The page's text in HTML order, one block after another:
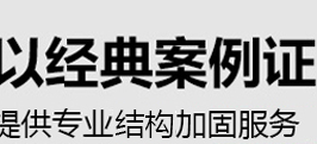
加固知识
常见问题